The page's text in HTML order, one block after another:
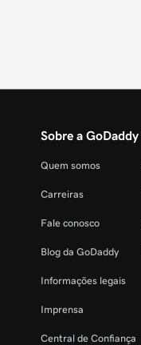
Sobre a GoDaddy
Quem somos
Carreiras
Fale conosco
Blog da GoDaddy
Informações legais
Imprensa
Central de Confiança